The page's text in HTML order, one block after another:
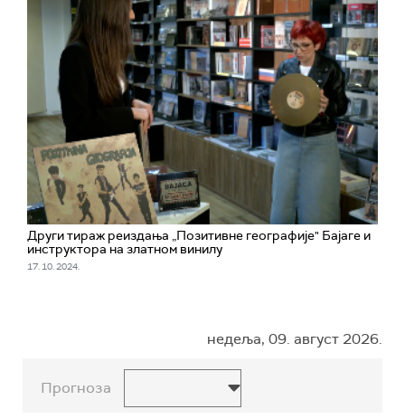
Други тираж реиздања „Позитивне географије" Бајаге и
инструктора на златном винилу
17. 10. 2024.
недеља, 09. август 2026.
Прогноза